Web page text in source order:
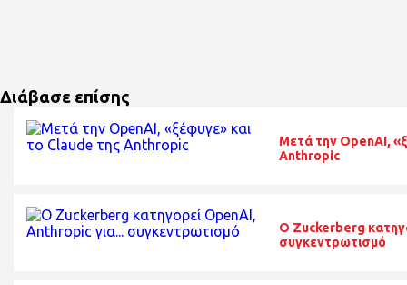
Διάβασε επίσης
Μετά την OpenAI,
Anthropic
O Zuckerberg
συγκεντρωτισμό